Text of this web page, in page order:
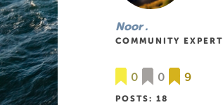
Noor .
COMMUNITY EXPERT
0 0 9
POSTS: 18